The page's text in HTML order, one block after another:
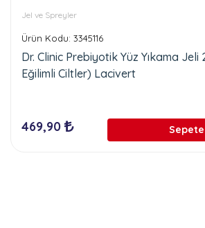
Jel ve Spreyler
Ürün Kodu: 3345116
Dr. Clinic Prebiyotik Yüz Yıkama Jeli
Eğilimli Ciltler) Lacivert
469,90